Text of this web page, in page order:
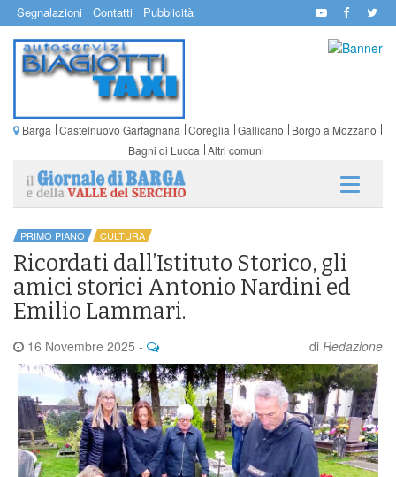
Segnalazioni Contatti Pubblicità
Barga Castelnuovo Garfagnana Coreglia Gallicano
Borgo a Mozzano
Bagni di Lucca Altri comuni
PRIMO PIANO CULTURA
Ricordati dall’Istituto Storico, gli
amici storici Antonio Nardini ed
Emilio Lammari.
16 Novembre 2025 - di Redazione